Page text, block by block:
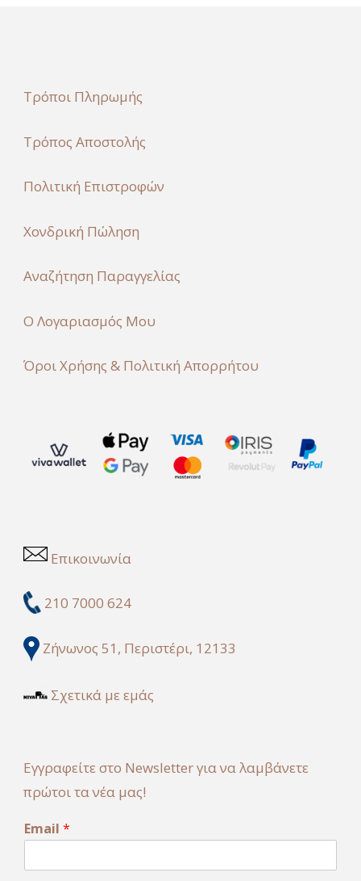
Τρόποι Πληρωμής
Τρόπος Αποστολής
Πολιτική Επιστροφών
Χονδρική Πώληση
Αναζήτηση Παραγγελίας
Ο Λογαριασμός Μου
Όροι Χρήσης & Πολιτική Απορρήτου
Επικοινωνία
210 7000 624
Ζήνωνος 51, Περιστέρι, 12133
Σχετικά με εμάς
Εγγραφείτε στο Newsletter για να λαμβάνετε
πρώτοι τα νέα μας!
E
m
i
Email *